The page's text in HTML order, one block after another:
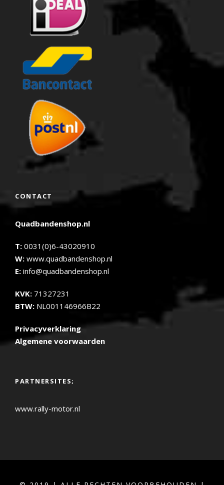
CONTACT
Quadbandenshop.nl
T: 0031(0)6-43020910
W: www.quadbandenshop.nl
E: info@quadbandenshop.nl
KVK: 71327231
BTW: NL001146966B22
Privacyverklaring
Algemene voorwaarden
PARTNERSITES;
www.rally-motor.nl